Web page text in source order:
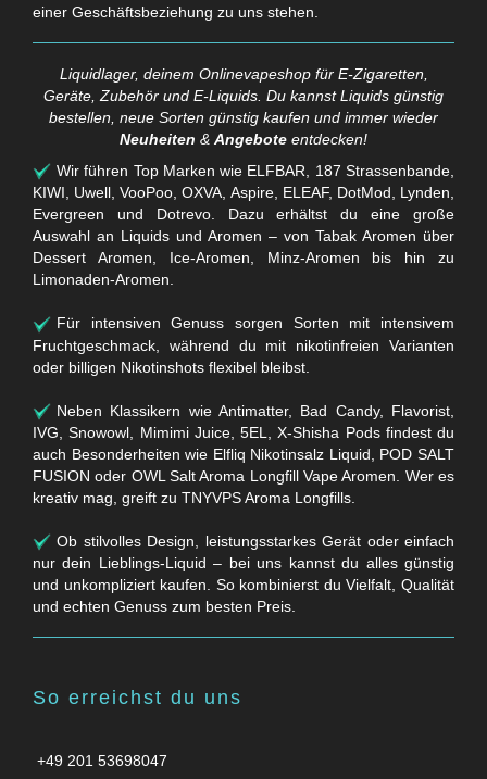
einer Geschäftsbeziehung zu uns stehen.
Liquidlager, deinem Onlinevapeshop für E-Zigaretten,
Geräte, Zubehör und E-Liquids. Du kannst Liquids günstig
bestellen, neue Sorten günstig kaufen und immer wieder
Neuheiten & Angebote entdecken!
Wir führen Top Marken wie ELFBAR, 187 Strassenbande,
KIWI, Uwell, VooPoo, OXVA, Aspire, ELEAF, DotMod, Lynden,
Evergreen und Dotrevo. Dazu erhältst du eine große
Auswahl an Liquids und Aromen – von Tabak Aromen über
Dessert Aromen, Ice-Aromen, Minz-Aromen bis hin zu
Limonaden-Aromen.
Für intensiven Genuss sorgen Sorten mit intensivem
Fruchtgeschmack, während du mit nikotinfreien Varianten
oder billigen Nikotinshots flexibel bleibst.
Neben Klassikern wie Antimatter, Bad Candy, Flavorist,
IVG, Snowowl, Mimimi Juice, 5EL, X-Shisha Pods findest du
auch Besonderheiten wie Elfliq Nikotinsalz Liquid, POD SALT
FUSION oder OWL Salt Aroma Longfill Vape Aromen. Wer es
kreativ mag, greift zu TNYVPS Aroma Longfills.
Ob stilvolles Design, leistungsstarkes Gerät oder einfach
nur dein Lieblings-Liquid – bei uns kannst du alles günstig
und unkompliziert kaufen. So kombinierst du Vielfalt, Qualität
und echten Genuss zum besten Preis.
So erreichst du uns
+49 201 53698047